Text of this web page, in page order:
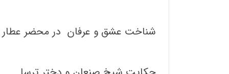
شناخت عشق و عرفان در محضر عطار